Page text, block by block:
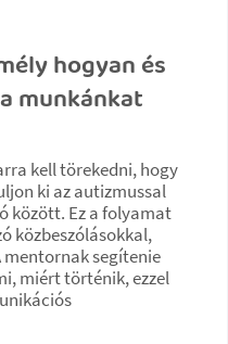
hogyan és
munkánkat
kell törekedni, hogy
ki az autizmussal
között. Ez a folyamat
közbeszólásokkal,
segítenie
miért történik, ezzel